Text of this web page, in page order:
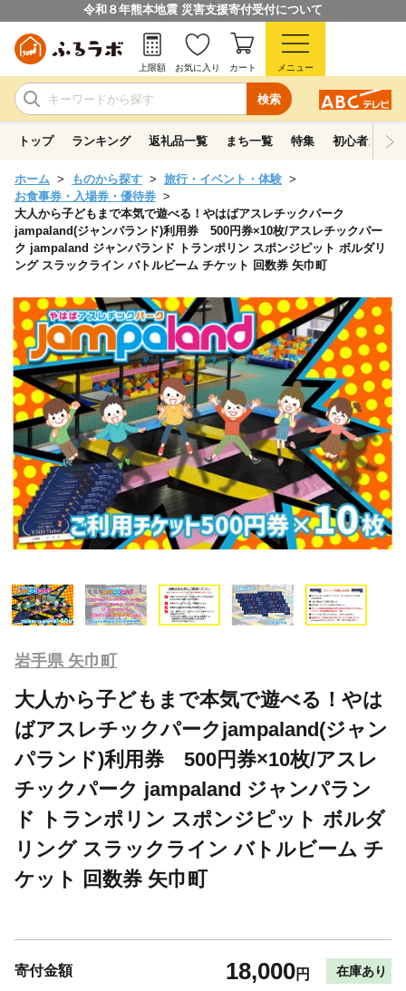
令和８年熊本地震 災害支援寄付受付について
検索
上限額 お気に入り カート メニュー
トップ ランキング 返礼品一覧 まち一覧 特集 初心者ガイド
ホーム ものから探す
旅行・イベント・体験
お食事券・入場券・優待券
大人から子どもまで本気で遊べる！やはばアスレチックパーク
jampaland(ジャンパランド)利用券 500円券×10枚/アスレチックパー
ク jampaland ジャンパランド トランポリン スポンジピット ボルダリ
ング スラックライン バトルビーム チケット 回数券 矢巾町
岩手県 矢巾町
大人から子どもまで本気で遊べる！やは
ばアスレチックパークjampaland(ジャン
パランド)利用券 500円券×10枚/アスレ
チックパーク jampaland ジャンパラン
ド トランポリン スポンジピット ボルダ
リング スラックライン バトルビーム チ
ケット 回数券 矢巾町
寄付金額 18,000円 在庫あり